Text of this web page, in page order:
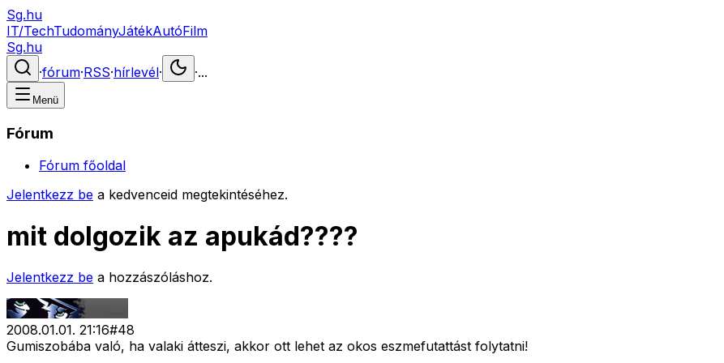
Sg.hu
IT/TechTudományJátékAutóFilm
Sg.hu
·fórum·RSS·hírlevél· ·...
Menü
Fórum
Fórum főoldal
Jelentkezz be a kedvenceid megtekintéséhez.
mit dolgozik az apukád????
Jelentkezz be a hozzászóláshoz.
2008.01.01. 21:16#48
Gumiszobába való, ha valaki átteszi, akkor ott lehet az okos eszmefutattást folytatni!